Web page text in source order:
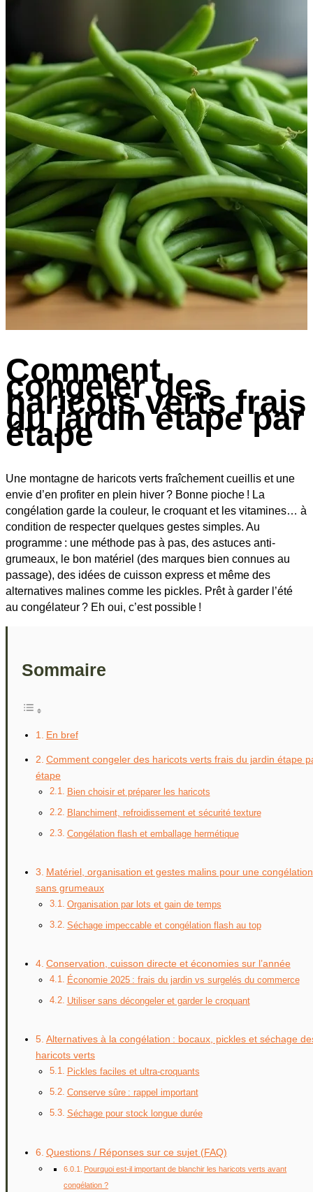
Comment
congeler des
haricots verts frais
du jardin étape par
étape
Une montagne de haricots verts fraîchement cueillis et une
envie d’en profiter en plein hiver ? Bonne pioche ! La
congélation garde la couleur, le croquant et les vitamines… à
condition de respecter quelques gestes simples. Au
programme : une méthode pas à pas, des astuces anti-
grumeaux, le bon matériel (des marques bien connues au
passage), des idées de cuisson express et même des
alternatives malines comme les pickles. Prêt à garder l’été
au congélateur ? Eh oui, c’est possible !
Sommaire
En bref
Comment congeler des haricots verts frais du jardin étape
étape
Bien choisir et préparer les haricots
Blanchiment, refroidissement et sécurité texture
Congélation flash et emballage hermétique
Matériel, organisation et gestes malins pour une congélation
sans grumeaux
Organisation par lots et gain de temps
Séchage impeccable et congélation flash au top
Conservation, cuisson directe et économies sur l’année
Économie 2025 : frais du jardin vs surgelés du commerce
Utiliser sans décongeler et garder le croquant
Alternatives à la congélation : bocaux, pickles et séchage
haricots verts
Pickles faciles et ultra-croquants
Conserve sûre : rappel important
Séchage pour stock longue durée
Questions / Réponses sur ce sujet (FAQ)
Pourquoi est-il important de blanchir les haricots verts avant
congélation ?